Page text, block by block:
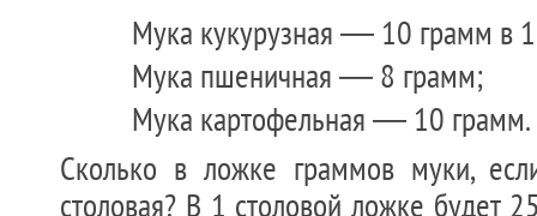
Мука кукурузная — 10 грамм в
Мука пшеничная — 8 грамм;
Мука картофельная — 10 грамм.
Сколько в ложке граммов муки,
столовая? В 1 столовой ложке будет